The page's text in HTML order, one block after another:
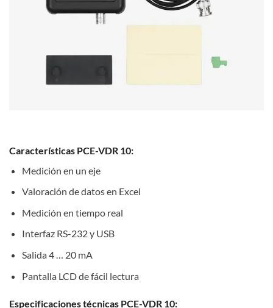
Características PCE-VDR 10:
Medición en un eje
Valoración de datos en Excel
Medición en tiempo real
Interfaz RS-232 y USB
Salida 4 … 20 mA
Pantalla LCD de fácil lectura
Especificaciones técnicas PCE-VDR 10: